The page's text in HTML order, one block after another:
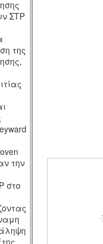
ΣΤΡ
της
την
στο